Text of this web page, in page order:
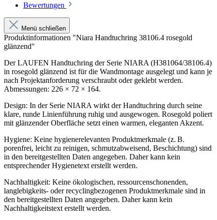
Bewertungen
Menü schließen
Produktinformationen "Niara Handtuchring 38106.4 rosegold
glänzend"
Der LAUFEN Handtuchring der Serie NIARA (H381064/38106.4)
in rosegold glänzend ist für die Wandmontage ausgelegt und kann je
nach Projektanforderung verschraubt oder geklebt werden.
Abmessungen: 226 × 72 × 164.
Design: In der Serie NIARA wirkt der Handtuchring durch seine
klare, runde Linienführung ruhig und ausgewogen. Rosegold poliert
mit glänzender Oberfläche setzt einen warmen, eleganten Akzent.
Hygiene: Keine hygienerelevanten Produktmerkmale (z. B.
porenfrei, leicht zu reinigen, schmutzabweisend, Beschichtung) sind
in den bereitgestellten Daten angegeben. Daher kann kein
entsprechender Hygienetext erstellt werden.
Nachhaltigkeit: Keine ökologischen, ressourcenschonenden,
langlebigkeits- oder recyclingbezogenen Produktmerkmale sind in
den bereitgestellten Daten angegeben. Daher kann kein
Nachhaltigkeitstext erstellt werden.